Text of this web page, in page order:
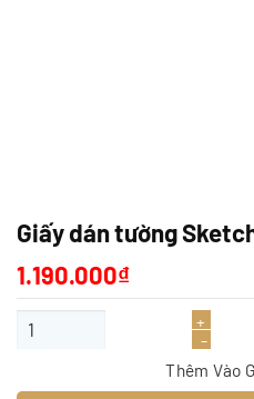
Giấy dán tường
1.190.000₫
Giấy dán tường Sketch 15090-19
Thêm Vào